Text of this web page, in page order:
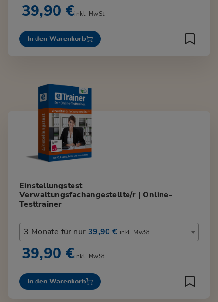
39,90 €inkl. MwSt.
In den Warenkorb
Einstellungstest
Verwaltungsfachangestellte/r | Online-
Testtrainer
3 Monate für nur 39,90 € inkl. MwSt.
39,90 €inkl. MwSt.
In den Warenkorb